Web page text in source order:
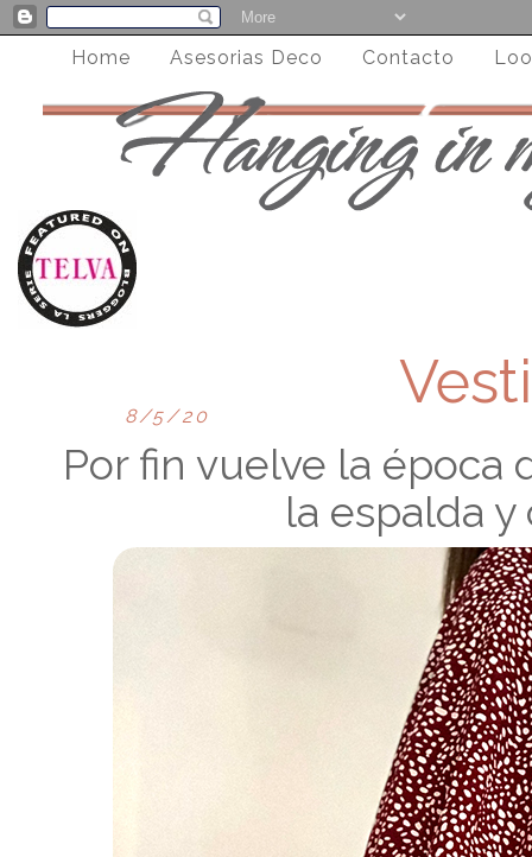
Home Asesorias Deco Contacto
8/5/20
Por fin vuelve la época
la espalda